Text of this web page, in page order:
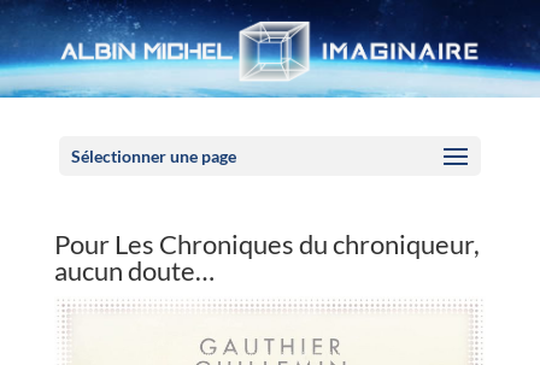
Sélectionner une page
Pour Les Chroniques du chroniqueur,
aucun doute…
Panneau de gestion des cookies